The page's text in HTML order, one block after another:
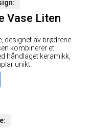
Vase Liten
designet av brødrene
kombinerer et
håndlaget keramikk,
unikt.